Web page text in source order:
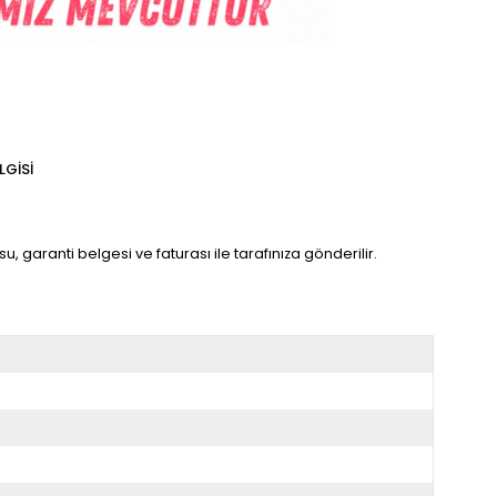
garanti belgesi ve faturası ile tarafınıza gönderilir.